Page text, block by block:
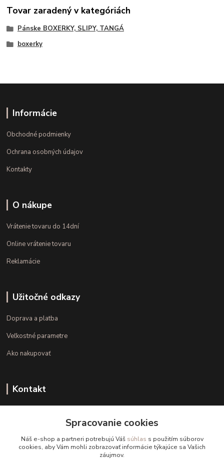
Tovar zaradený v kategóriách
Pánske BOXERKY, SLIPY, TANGÁ
boxerky
Informácie
Obchodné podmienky
Ochrana osobných údajov
Kontakty
O nákupe
Vrátenie tovaru do 14dní
Online vrátenie tovaru
Reklamácie
Užitočné odkazy
Doprava a platba
Veľkostné parametre
Ako nakupovať
Kontakt
(Po.-Pi. 10.00 - 15.00)
info@kvalitnaBielizen.sk
Spracovanie cookies
Náš e-shop a partneri potrebujú Váš súhlas s použitím súborov
cookies, aby Vám mohli zobrazovať informácie týkajúce sa Vašich
záujmov.